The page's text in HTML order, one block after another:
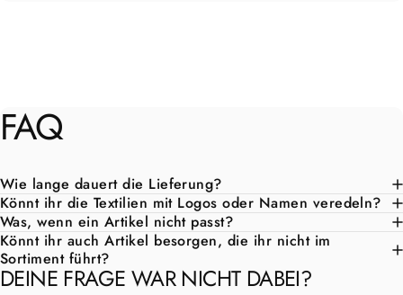
FAQ
Wie lange dauert die Lieferung?
Könnt ihr die Textilien mit Logos oder Namen veredeln?
Was, wenn ein Artikel nicht passt?
Könnt ihr auch Artikel besorgen, die ihr nicht im
Sortiment führt?
DEINE FRAGE WAR NICHT DABEI?